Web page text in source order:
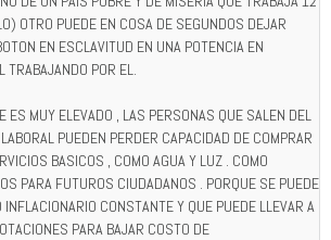
OTRO PUEDE EN COSA DE SEGUNDOS DEJAR
EN ESCLAVITUD EN UNA POTENCIA EN
TRABAJANDO POR EL.
ES MUY ELEVADO , LAS PERSONAS QUE SALEN DEL
PUEDEN PERDER CAPACIDAD DE COMPRAR
BASICOS , COMO AGUA Y LUZ . COMO
PARA FUTUROS CIUDADANOS . PORQUE SE PUEDE
CONSTANTE Y QUE PUEDE LLEVAR A
PARA BAJAR COSTO DE